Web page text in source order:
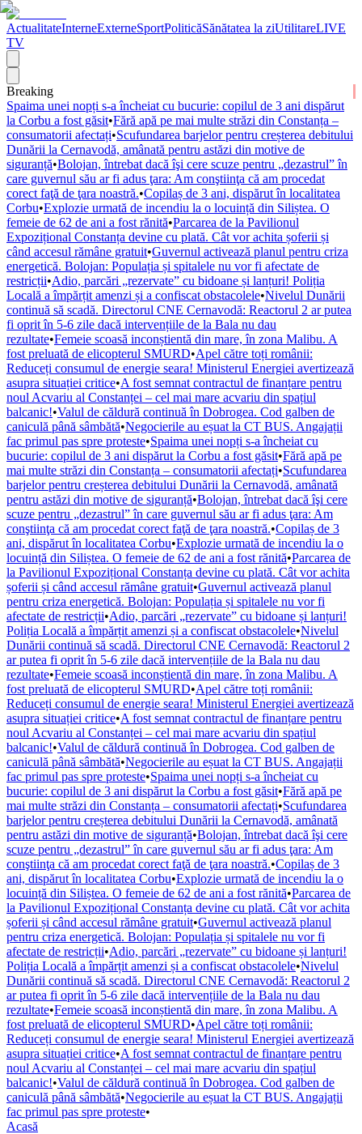
ActualitateInterneExterneSportPoliticăSănătatea la ziUtilitareLIVE
TV
Breaking
Spaima unei nopți s-a încheiat cu bucurie: copilul de 3 ani dispărut
la Corbu a fost găsit•Fără apă pe mai multe străzi din Constanța –
consumatorii afectați•Scufundarea barjelor pentru creșterea debitului
Dunării la Cernavodă, amânată pentru astăzi din motive de
siguranță•Bolojan, întrebat dacă îşi cere scuze pentru „dezastrul” în
care guvernul său ar fi adus ţara: Am conştiinţa că am procedat
corect faţă de ţara noastră.•Copilaș de 3 ani, dispărut în localitatea
Corbu•Explozie urmată de incendiu la o locuință din Siliștea. O
femeie de 62 de ani a fost rănită•Parcarea de la Pavilionul
Expozițional Constanța devine cu plată. Cât vor achita șoferii și
când accesul rămâne gratuit•Guvernul activează planul pentru criza
energetică. Bolojan: Populația și spitalele nu vor fi afectate de
restricții•Adio, parcări „rezervate” cu bidoane și lanțuri! Poliția
Locală a împărțit amenzi și a confiscat obstacolele•Nivelul Dunării
continuă să scadă. Directorul CNE Cernavodă: Reactorul 2 ar putea
fi oprit în 5-6 zile dacă intervențiile de la Bala nu dau
rezultate•Femeie scoasă inconștientă din mare, în zona Malibu. A
fost preluată de elicopterul SMURD•Apel către toți românii:
Reduceți consumul de energie seara! Ministerul Energiei avertizează
asupra situației critice•A fost semnat contractul de finanțare pentru
noul Acvariu al Constanței – cel mai mare acvariu din spațiul
balcanic!•Valul de căldură continuă în Dobrogea. Cod galben de
caniculă până sâmbătă•Negocierile au eșuat la CT BUS. Angajații
fac primul pas spre proteste•Spaima unei nopți s-a încheiat cu
bucurie: copilul de 3 ani dispărut la Corbu a fost găsit•Fără apă pe
mai multe străzi din Constanța – consumatorii afectați•Scufundarea
barjelor pentru creșterea debitului Dunării la Cernavodă, amânată
pentru astăzi din motive de siguranță•Bolojan, întrebat dacă îşi cere
scuze pentru „dezastrul” în care guvernul său ar fi adus ţara: Am
conştiinţa că am procedat corect faţă de ţara noastră.•Copilaș de 3
ani, dispărut în localitatea Corbu•Explozie urmată de incendiu la o
locuință din Siliștea. O femeie de 62 de ani a fost rănită•Parcarea de
la Pavilionul Expozițional Constanța devine cu plată. Cât vor achita
șoferii și când accesul rămâne gratuit•Guvernul activează planul
pentru criza energetică. Bolojan: Populația și spitalele nu vor fi
afectate de restricții•Adio, parcări „rezervate” cu bidoane și lanțuri!
Poliția Locală a împărțit amenzi și a confiscat obstacolele•Nivelul
Dunării continuă să scadă. Directorul CNE Cernavodă: Reactorul 2
ar putea fi oprit în 5-6 zile dacă intervențiile de la Bala nu dau
rezultate•Femeie scoasă inconștientă din mare, în zona Malibu. A
fost preluată de elicopterul SMURD•Apel către toți românii:
Reduceți consumul de energie seara! Ministerul Energiei avertizează
asupra situației critice•A fost semnat contractul de finanțare pentru
noul Acvariu al Constanței – cel mai mare acvariu din spațiul
balcanic!•Valul de căldură continuă în Dobrogea. Cod galben de
caniculă până sâmbătă•Negocierile au eșuat la CT BUS. Angajații
fac primul pas spre proteste•Spaima unei nopți s-a încheiat cu
bucurie: copilul de 3 ani dispărut la Corbu a fost găsit•Fără apă pe
mai multe străzi din Constanța – consumatorii afectați•Scufundarea
barjelor pentru creșterea debitului Dunării la Cernavodă, amânată
pentru astăzi din motive de siguranță•Bolojan, întrebat dacă îşi cere
scuze pentru „dezastrul” în care guvernul său ar fi adus ţara: Am
conştiinţa că am procedat corect faţă de ţara noastră.•Copilaș de 3
ani, dispărut în localitatea Corbu•Explozie urmată de incendiu la o
locuință din Siliștea. O femeie de 62 de ani a fost rănită•Parcarea de
la Pavilionul Expozițional Constanța devine cu plată. Cât vor achita
șoferii și când accesul rămâne gratuit•Guvernul activează planul
pentru criza energetică. Bolojan: Populația și spitalele nu vor fi
afectate de restricții•Adio, parcări „rezervate” cu bidoane și lanțuri!
Poliția Locală a împărțit amenzi și a confiscat obstacolele•Nivelul
Dunării continuă să scadă. Directorul CNE Cernavodă: Reactorul 2
ar putea fi oprit în 5-6 zile dacă intervențiile de la Bala nu dau
rezultate•Femeie scoasă inconștientă din mare, în zona Malibu. A
fost preluată de elicopterul SMURD•Apel către toți românii:
Reduceți consumul de energie seara! Ministerul Energiei avertizează
asupra situației critice•A fost semnat contractul de finanțare pentru
noul Acvariu al Constanței – cel mai mare acvariu din spațiul
balcanic!•Valul de căldură continuă în Dobrogea. Cod galben de
caniculă până sâmbătă•Negocierile au eșuat la CT BUS. Angajații
fac primul pas spre proteste•
Acasă